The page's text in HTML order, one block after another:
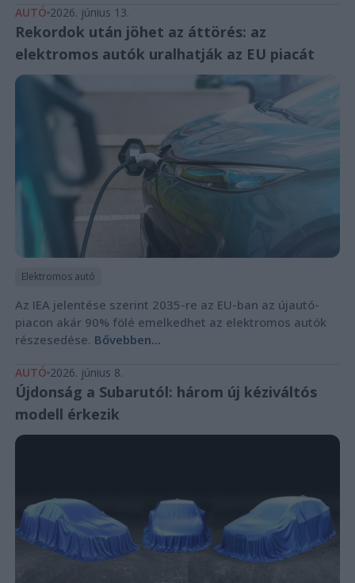
AUTÓ 2026. június 13.
Rekordok után jöhet az áttörés: az
elektromos autók uralhatják az EU piacát
Elektromos autó
Az IEA jelentése szerint 2035-re az EU-ban az újautó-
piacon akár 90% fölé emelkedhet az elektromos autók
részesedése. Bővebben...
AUTÓ 2026. június 8.
Újdonság a Subarutól: három új kéziváltós
modell érkezik